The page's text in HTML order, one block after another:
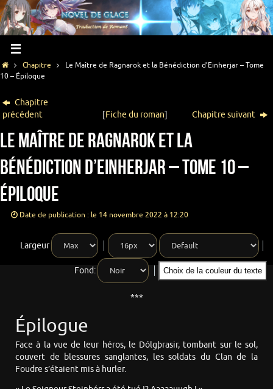
Chapitre
Le Maître de Ragnarok et la Bénédiction d’Einherjar – Tome
10 – Épiloque
Chapitre
précédent
[Fiche du roman] Chapitre suivant
Le Maître de Ragnarok et la
Bénédiction d’Einherjar – Tome 10 –
Épiloque
Date de publication : le 14 novembre 2022 à 12:20
Largeur
Fond: Choix de la couleur du texte
***
Épilogue
Face à la vue de leur héros, le Dólgþrasir, tombant sur le sol,
couvert de blessures sanglantes, les soldats du Clan de la
Foudre s’étaient mis à hurler.